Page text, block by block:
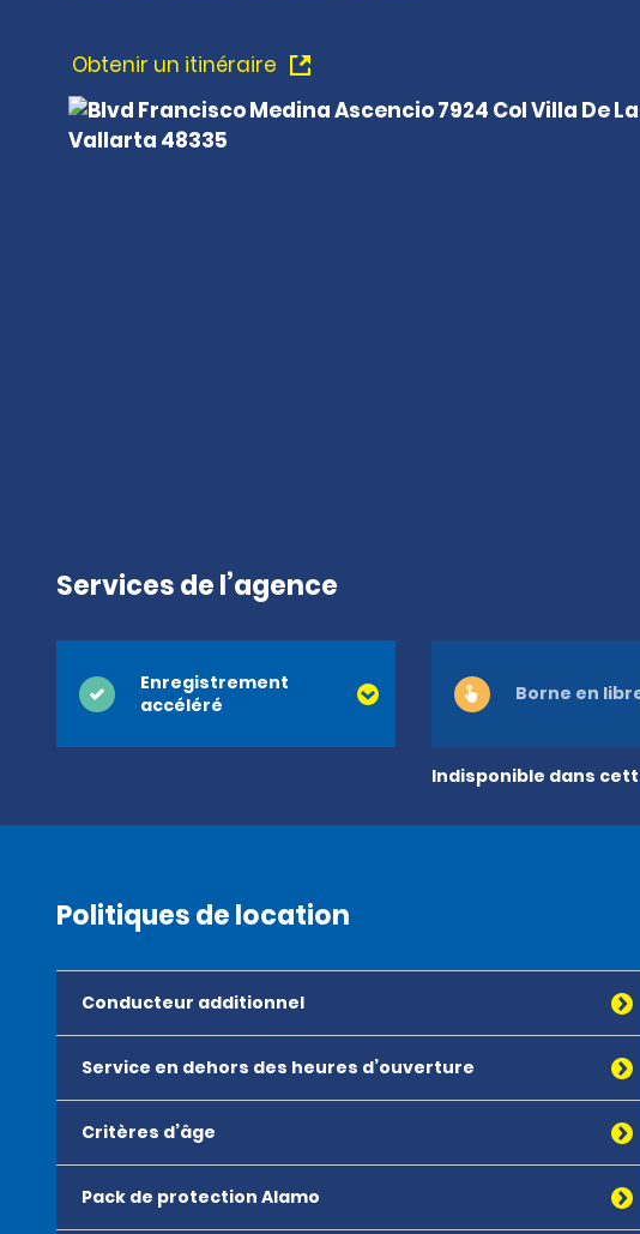
Obtenir un itinéraire
Services de l’agence
Enregistrement
accéléré
Indisponible dans
Borne en
Politiques de location
Conducteur additionnel
Service en dehors des heures d’ouverture
Critères d’âge
Pack de protection Alamo